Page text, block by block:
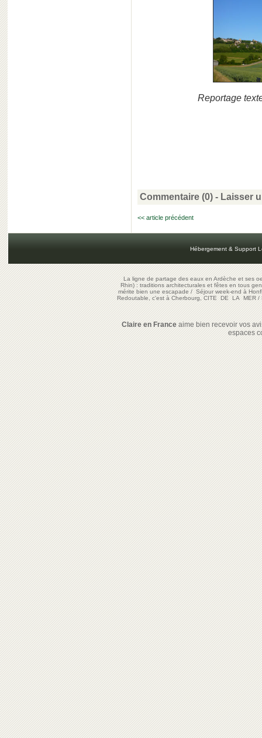
Reportage
Commentaire (0) - Laisser
<< article précédent
Hébergement & Support
La ligne de partage des eaux en Ardèche et ses
Rhin) : traditions architecturales et fêtes en tous
mérite bien une escapade/Séjour week-end à
Redoutable, c'est à Cherbourg, CITE DE LA MER/
Claire en Franceaime bien recevoir vos
espaces